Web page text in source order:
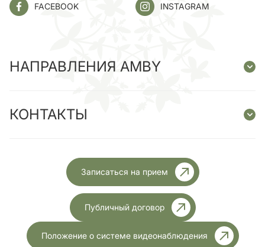
FACEBOOK INSTAGRAM
НАПРАВЛЕНИЯ AMBY
КОНТАКТЫ
Записаться на прием
Публичный договор
Положение о системе видеонаблюдения